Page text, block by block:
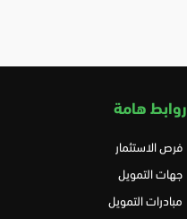
روابط هامة
فرص الاستثمار
جهات التمويل
مبادرات التمويل